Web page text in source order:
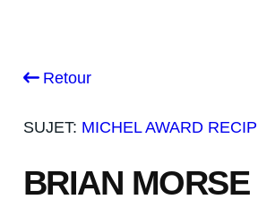
Retour
SUJET: MICHEL AWARD
BRIAN MORSE